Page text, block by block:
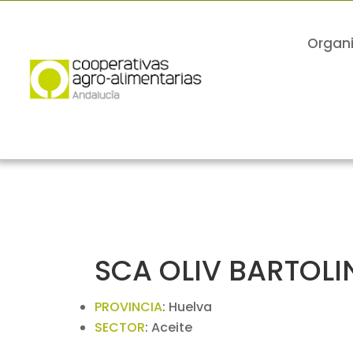
SCA OLIV
PROVINCIA: Huelva
SECTOR:Aceite